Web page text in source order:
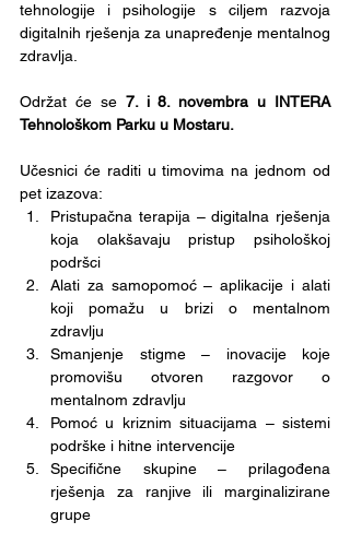
tehnologije i psihologije s ciljem razvoja
digitalnih rješenja za unapređenje mentalnog
zdravlja.
Održat će se 7. i 8. novembra u INTERA
Tehnološkom Parku u Mostaru.
Učesnici će raditi u timovima na jednom od
pet izazova:
Pristupačna terapija – digitalna rješenja
koja olakšavaju pristup psihološkoj
podršci
Alati za samopomoć – aplikacije i alati
koji pomažu u brizi o mentalnom
zdravlju
Smanjenje stigme – inovacije koje
promovišu otvoren razgovor o
mentalnom zdravlju
Pomoć u kriznim situacijama – sistemi
podrške i hitne intervencije
Specifične skupine – prilagođena
rješenja za ranjive ili marginalizirane
grupe